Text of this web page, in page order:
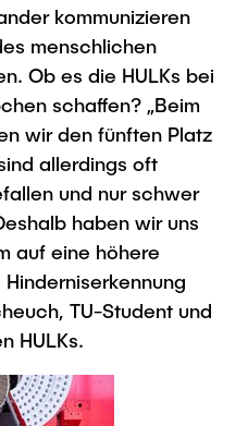
kommunizieren
menschlichen
Ob es die HULKs bei
schaffen? „Beim
wir den fünften Platz
allerdings oft
und nur schwer
haben wir uns
auf eine höhere
TU-Student und
HULKs.